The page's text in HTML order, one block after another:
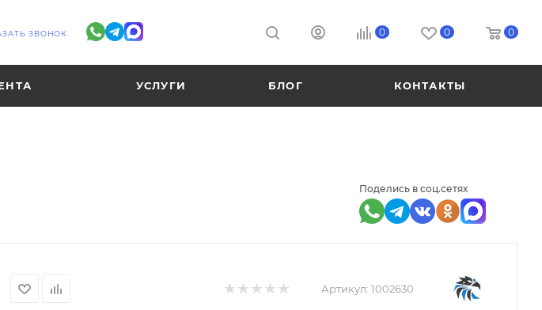
ЗВОНОК 0 0 0
УСЛУГИ БЛОГ КОНТАКТЫ
Поделись в соц.сетях
Артикул: 1002630